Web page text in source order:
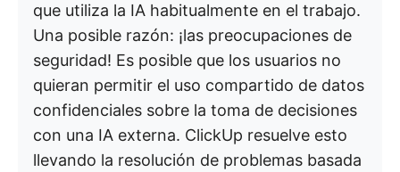
que utiliza la IA habitualmente en el trabajo.
Una posible razón: ¡las preocupaciones de
seguridad! Es posible que los usuarios no
quieran permitir el uso compartido de datos
confidenciales sobre la toma de decisiones
con una IA externa. ClickUp resuelve esto
llevando la resolución de problemas basada